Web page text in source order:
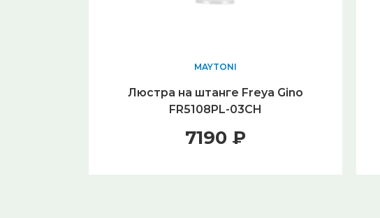
MAYTONI
Люстра на штанге Freya Gino
FR5108PL-03CH
7190 ₽